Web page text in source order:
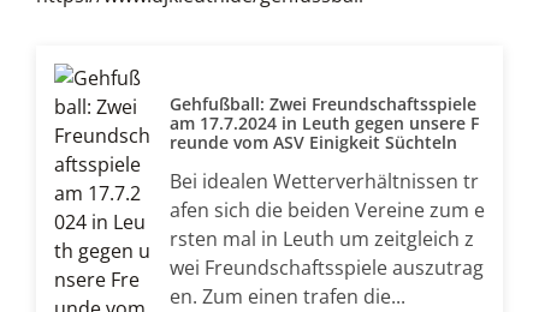
Gehfußball: Zwei Freundschaftsspiele
am 17.7.2024 in Leuth gegen unsere F
reunde vom ASV Einigkeit Süchteln
Bei idealen Wetterverhältnissen tr
afen sich die beiden Vereine zum e
rsten mal in Leuth um zeitgleich z
wei Freundschaftsspiele auszutrag
en. Zum einen trafen die...